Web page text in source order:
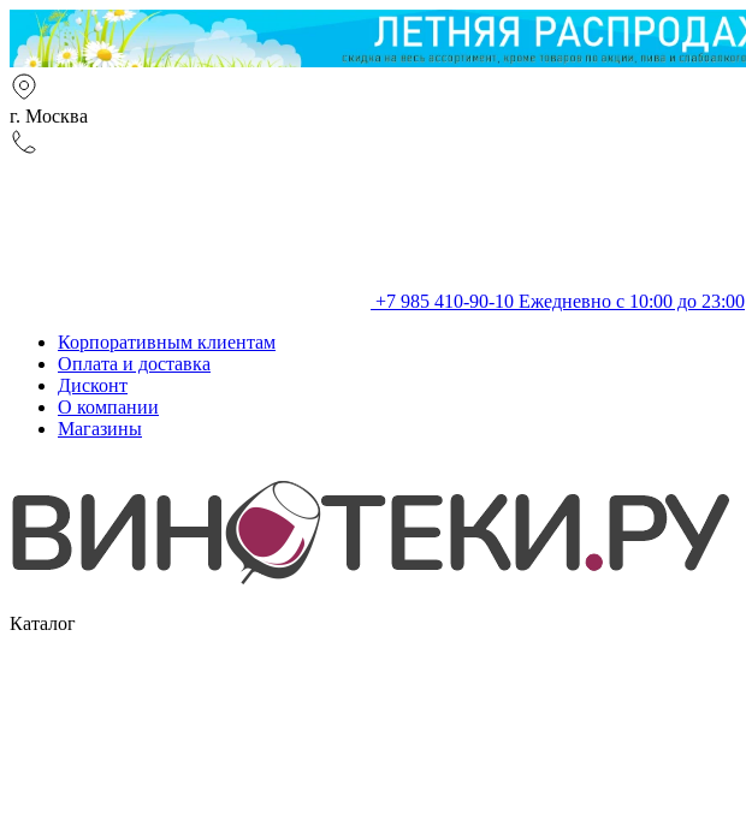
г. Москва
+7 985 410-90-10 Ежедневно с 10:00 до 23:00
Корпоративным клиентам
Оплата и доставка
Дисконт
О компании
Магазины
Каталог